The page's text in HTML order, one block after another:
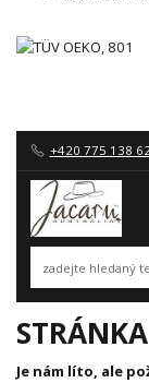
+420 775 138
Je nám líto, ale